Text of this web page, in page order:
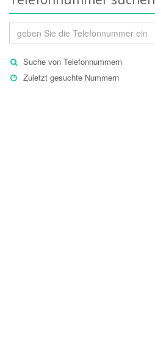
Suche von Telefonnummern
Zuletzt gesuchte Nummern